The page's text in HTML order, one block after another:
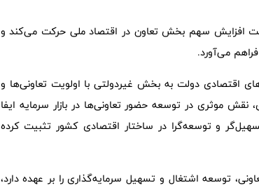
جهت افزایش سهم بخش تعاون در اقتصاد ملی حرکت می‌کند و
می‌آورد.
اقتصادی دولت به بخش غیردولتی با اولویت تعاونی‌ها و
موثری در توسعه حضور تعاونی‌ها در بازار سرمایه ایفا
و توسعه‌گرا در ساختار اقتصادی کشور تثبیت کرده
توسعه اشتغال و تسهیل سرمایه‌گذاری را بر عهده دارد،